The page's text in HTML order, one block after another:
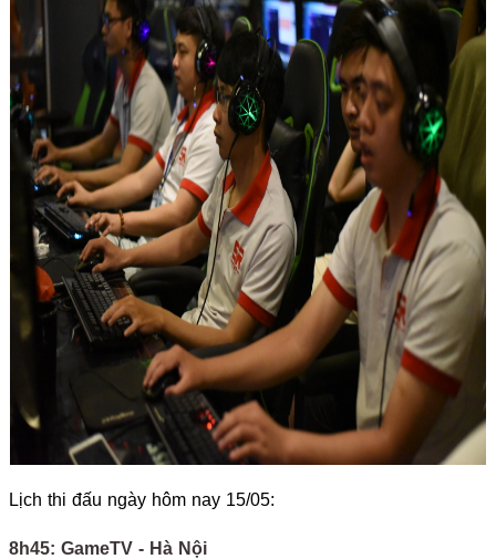
Lịch thi đấu ngày hôm nay 15/05:
8h45: GameTV - Hà Nội